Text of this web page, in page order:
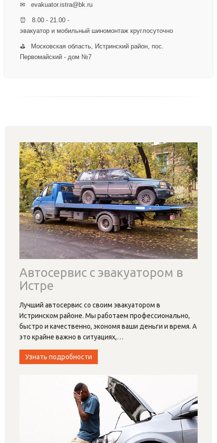
✉ evakuator.istra@bk.ru
⏰ 8.00 - 21.00 -
эвакуатор и мобильный шиномонтаж круглосуточно
⛳ Московская область, Истринский район, пос.
Первомайский - дом №7
Автосервис с эвакуатором в
Истре
Лучший автосервис со своим эвакуатором в
Истринском районе. Мы работаем профессионально,
быстро и качественно, экономя ваши деньги и время. А
это крайне важно в ситуациях,…
Узнать подробности